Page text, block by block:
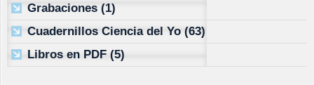
Grabaciones (1)
Cuadernillos Ciencia del Yo (63)
Libros en PDF (5)